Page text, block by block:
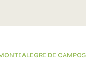
DE CAMPOS